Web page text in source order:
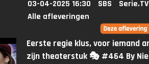
03-04-2025 16:30 SBS
Serie.TV
Alle afleveringen
Eerste regie klus, voor iemand
zijn theaterstuk 🎭 #464 By